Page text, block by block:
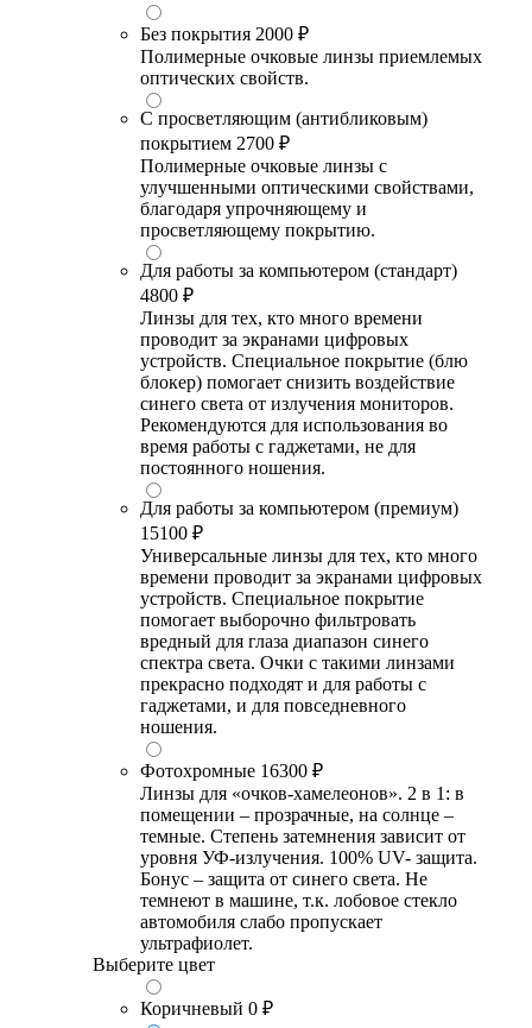
Без покрытия 2000 ₽
Полимерные очковые линзы приемлемых
оптических свойств.
С просветляющим (антибликовым)
покрытием 2700 ₽
Полимерные очковые линзы с
улучшенными оптическими свойствами,
благодаря упрочняющему и
просветляющему покрытию.
Для работы за компьютером (стандарт)
4800 ₽
Линзы для тех, кто много времени
проводит за экранами цифровых
устройств. Специальное покрытие (блю
блокер) помогает снизить воздействие
синего света от излучения мониторов.
Рекомендуются для использования во
время работы с гаджетами, не для
постоянного ношения.
Для работы за компьютером (премиум)
15100 ₽
Универсальные линзы для тех, кто много
времени проводит за экранами цифровых
устройств. Специальное покрытие
помогает выборочно фильтровать
вредный для глаза диапазон синего
спектра света. Очки с такими линзами
прекрасно подходят и для работы с
гаджетами, и для повседневного
ношения.
Фотохромные 16300 ₽
Линзы для «очков-хамелеонов». 2 в 1: в
помещении – прозрачные, на солнце –
темные. Степень затемнения зависит от
уровня УФ-излучения. 100% UV- защита.
Бонус – защита от синего света. Не
темнеют в машине, т.к. лобовое стекло
автомобиля слабо пропускает
ультрафиолет.
Выберите цвет
Коричневый 0 ₽